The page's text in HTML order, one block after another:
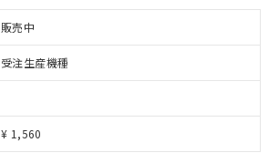
販売中
受注生産機種
¥ 1,560